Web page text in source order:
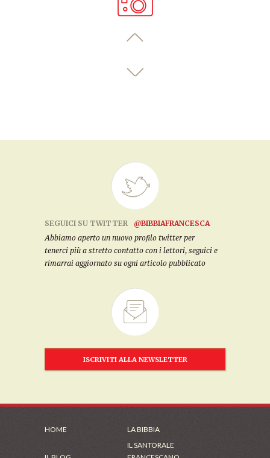
SEGUICI SU TWITTER
@BIBBIAFRANCESCA
Abbiamo aperto un nuovo profilo twitter per
tenerci più a stretto contatto con i lettori, seguici e
rimarrai aggiornato su ogni articolo pubblicato
ISCRIVITI ALLA NEWSLETTER
HOME LA BIBBIA
IL SANTORALE